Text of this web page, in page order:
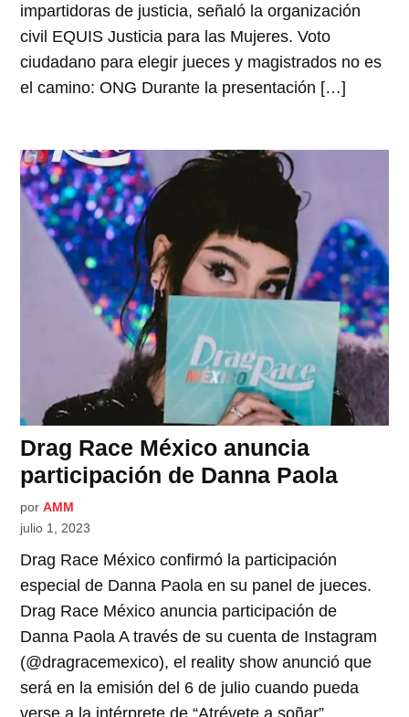
impartidoras de justicia, señaló la organización
civil EQUIS Justicia para las Mujeres. Voto
ciudadano para elegir jueces y magistrados no es
el camino: ONG Durante la presentación […]
Drag Race México anuncia
participación de Danna Paola
por AMM
julio 1, 2023
Drag Race México confirmó la participación
especial de Danna Paola en su panel de jueces.
Drag Race México anuncia participación de
Danna Paola A través de su cuenta de Instagram
(@dragracemexico), el reality show anunció que
será en la emisión del 6 de julio cuando pueda